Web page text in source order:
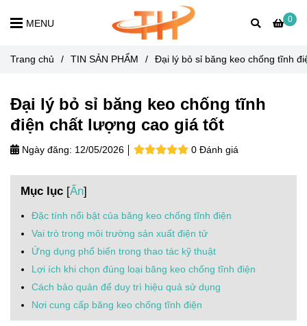
0
MENU
Trang chủ / TIN SẢN PHẨM / Đại lý bỏ sỉ băng keo chống tĩnh
Đại lý bỏ sỉ băng keo chống tĩnh
điện chất lượng cao giá tốt
Ngày đăng: 12/05/2026 0 Đánh giá
Mục lục [Ẩn]
Đặc tính nổi bật của băng keo chống tĩnh điện
Vai trò trong môi trường sản xuất điện tử
Ứng dụng phổ biến trong thao tác kỹ thuật
Lợi ích khi chọn đúng loại băng keo chống tĩnh điện
Cách bảo quản để duy trì hiệu quả sử dụng
Nơi cung cấp băng keo chống tĩnh điện